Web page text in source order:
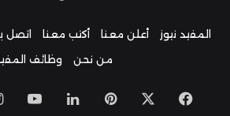
المفيد نيوز أعلن معنا أكتب معنا اتصل
من نحن
وظائف
فيسبوك بينتيريست
لينكدإن